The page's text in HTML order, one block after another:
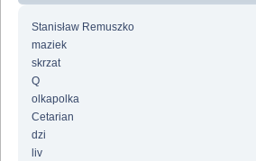
Stanisław Remuszko
maziek
skrzat
Q
olkapolka
Cetarian
dzi
liv